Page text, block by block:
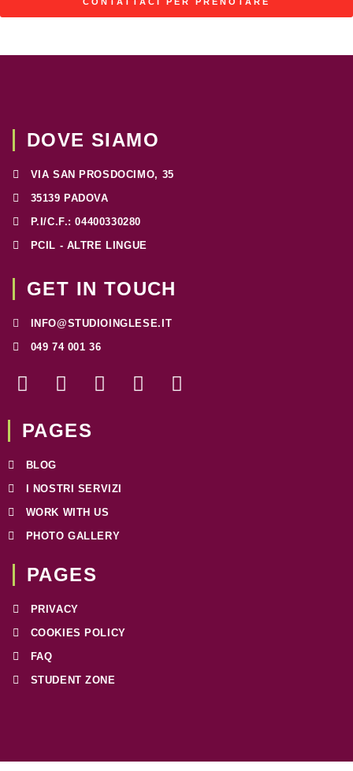
DOVE SIAMO
VIA SAN PROSDOCIMO, 35
35139 PADOVA
P.I/C.F.: 04400330280
PCIL - ALTRE LINGUE
GET IN TOUCH
INFO@STUDIOINGLESE.IT
049 74 001 36
a
e
b
o
o
-
f
n
t
a
r
m
w
r
h
i
PAGES
BLOG
I NOSTRI SERVIZI
WORK WITH US
PHOTO GALLERY
PAGES​
PRIVACY
COOKIES POLICY
FAQ
STUDENT ZONE